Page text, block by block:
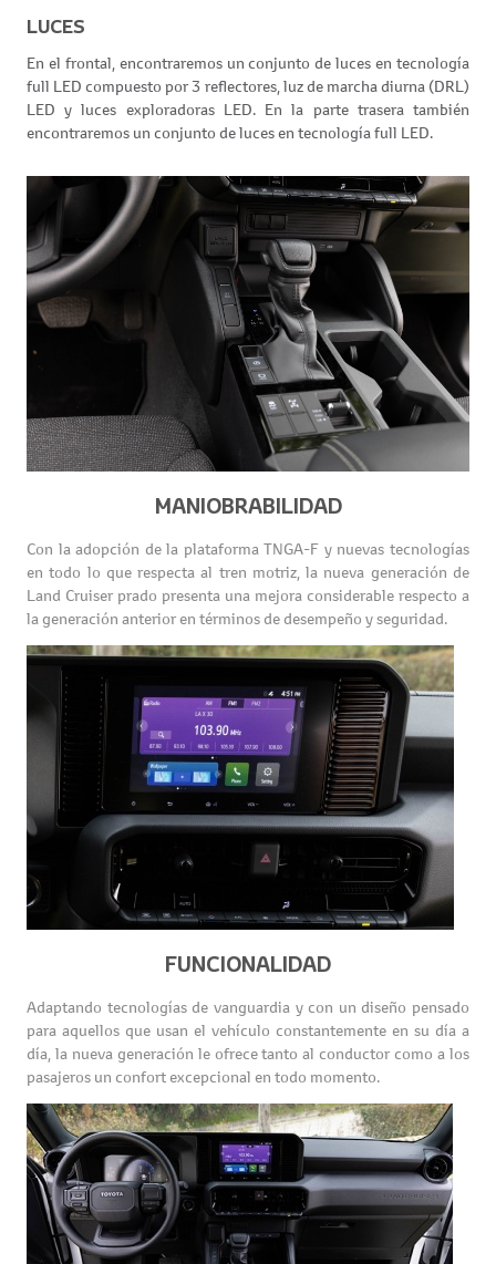
LUCES
En el frontal, encontraremos un conjunto de luces en tecnología
full LED compuesto por 3 reflectores, luz de marcha diurna (DRL)
LED y luces exploradoras LED. En la parte trasera también
encontraremos un conjunto de luces en tecnología full LED.
MANIOBRABILIDAD
Con la adopción de la plataforma TNGA-F y nuevas tecnologías
en todo lo que respecta al tren motriz, la nueva generación de
Land Cruiser prado presenta una mejora considerable respecto a
la generación anterior en términos de desempeño y seguridad.
FUNCIONALIDAD
Adaptando tecnologías de vanguardia y con un diseño pensado
para aquellos que usan el vehículo constantemente en su día a
día, la nueva generación le ofrece tanto al conductor como a los
pasajeros un confort excepcional en todo momento.